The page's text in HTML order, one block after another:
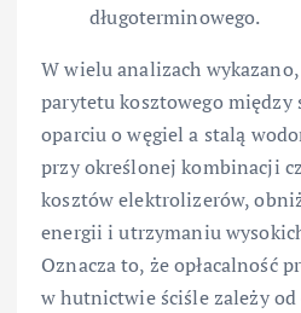
długoterminowego.
W wielu analizach
parytetu kosztowego między
oparciu o węgiel a stalą
przy określonej kombinacji
kosztów elektrolizerów,
energii i utrzymaniu
Oznacza to, że opłacalność
w hutnictwie ściśle zależy